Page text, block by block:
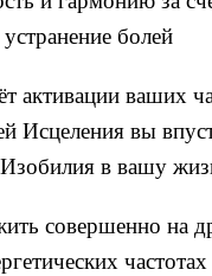
устранение болей
активации ваших
Исцеления вы
в вашу
совершенно на
частотах